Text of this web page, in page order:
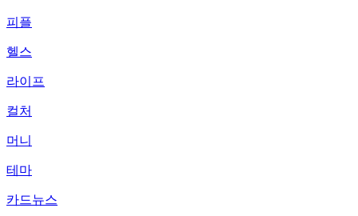
피플
헬스
라이프
컬처
머니
테마
카드뉴스